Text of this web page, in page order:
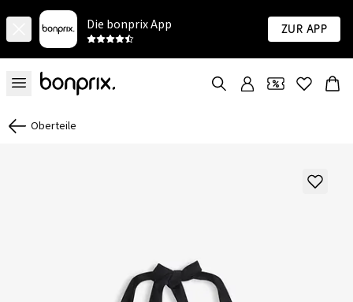
Die bonprix App Zur App
Oberteile